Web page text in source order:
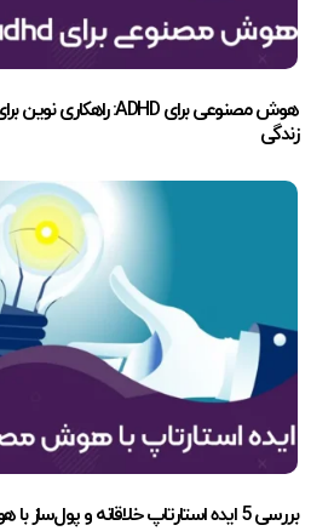
هوش مصنوعی برای ADHD: راهکاری نوین برای مدیریت تمرکز و بهبود
زندگی
بررسی 5 ایده استارتاپ خلاقانه و پول‌ساز با هوش مصنوعی